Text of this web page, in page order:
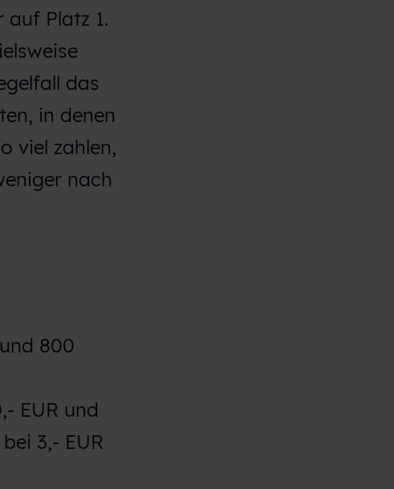
auf Platz 1.
das
in denen
viel zahlen,
nach
800
EUR und
3,- EUR